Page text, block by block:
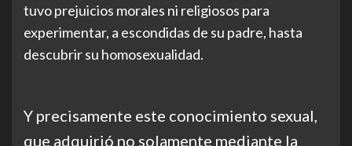
tuvo prejuicios morales ni religiosos para
experimentar, a escondidas de su padre, hasta
descubrir su homosexualidad.
Y precisamente este conocimiento sexual,
que adquirió no solamente mediante la